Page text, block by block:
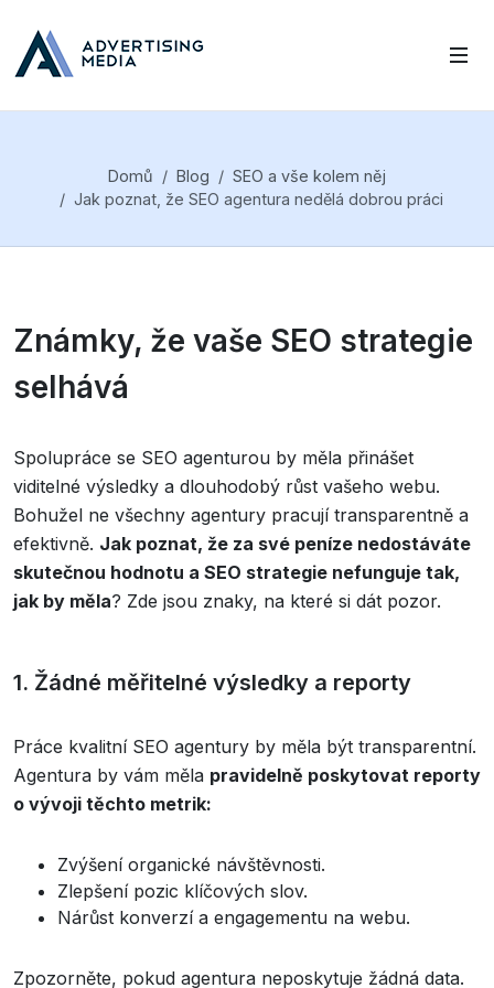
Domů Blog
SEO a vše kolem něj
Jak poznat, že SEO agentura nedělá dobrou práci
Známky, že vaše SEO strategie
selhává
Spolupráce se SEO agenturou by měla přinášet
viditelné výsledky a dlouhodobý růst vašeho webu.
Bohužel ne všechny agentury pracují transparentně a
efektivně. Jak poznat, že za své peníze nedostáváte
skutečnou hodnotu a SEO strategie nefunguje tak,
jak by měla? Zde jsou znaky, na které si dát pozor.
1. Žádné měřitelné výsledky a reporty
Práce kvalitní SEO agentury by měla být transparentní.
Agentura by vám měla pravidelně poskytovat reporty
o vývoji těchto metrik:
Zvýšení organické návštěvnosti.
Zlepšení pozic klíčových slov.
Nárůst konverzí a engagementu na webu.
Zpozorněte, pokud agentura neposkytuje žádná data.